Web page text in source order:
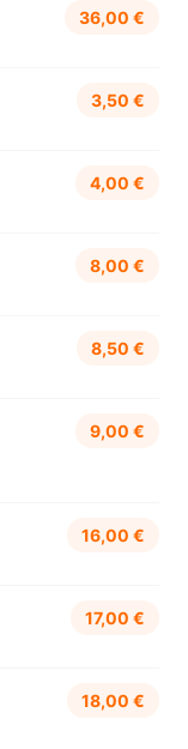
36,00 €
3,50 €
4,00 €
8,00 €
8,50 €
9,00 €
16,00 €
17,00 €
18,00 €